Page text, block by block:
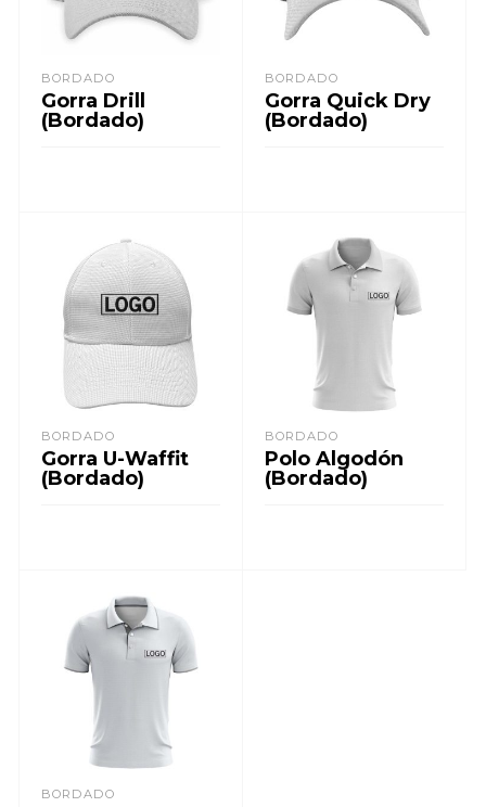
BORDADO
Gorra Drill
(Bordado)
BORDADO
Gorra Quick Dry
(Bordado)
BORDADO
Gorra U-Waffit
(Bordado)
BORDADO
Polo Algodón
(Bordado)
BORDADO